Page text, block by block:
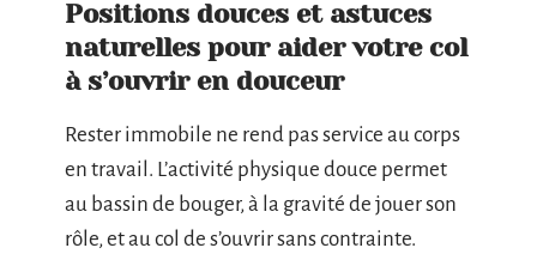
Positions douces et astuces
naturelles pour aider votre col
à s’ouvrir en douceur
Rester immobile ne rend pas service au corps
en travail. L’activité physique douce permet
au bassin de bouger, à la gravité de jouer son
rôle, et au col de s’ouvrir sans contrainte.